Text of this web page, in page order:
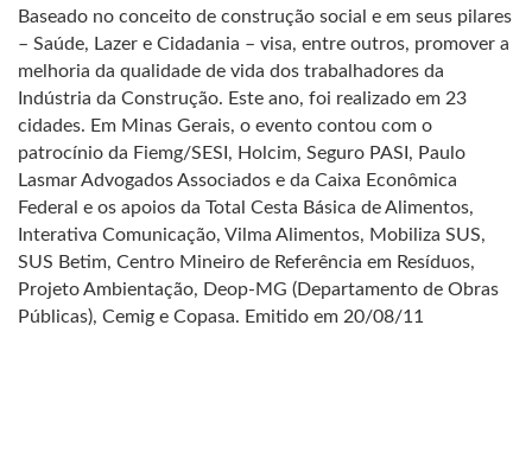
Baseado no conceito de construção social e em seus pilares
– Saúde, Lazer e Cidadania – visa, entre outros, promover a
melhoria da qualidade de vida dos trabalhadores da
Indústria da Construção. Este ano, foi realizado em 23
cidades. Em Minas Gerais, o evento contou com o
patrocínio da Fiemg/SESI, Holcim, Seguro PASI, Paulo
Lasmar Advogados Associados e da Caixa Econômica
Federal e os apoios da Total Cesta Básica de Alimentos,
Interativa Comunicação, Vilma Alimentos, Mobiliza SUS,
SUS Betim, Centro Mineiro de Referência em Resíduos,
Projeto Ambientação, Deop-MG (Departamento de Obras
Públicas), Cemig e Copasa. Emitido em 20/08/11